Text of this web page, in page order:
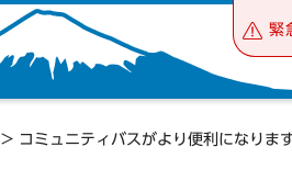
緊
> コミュニティバスがより便利になりま